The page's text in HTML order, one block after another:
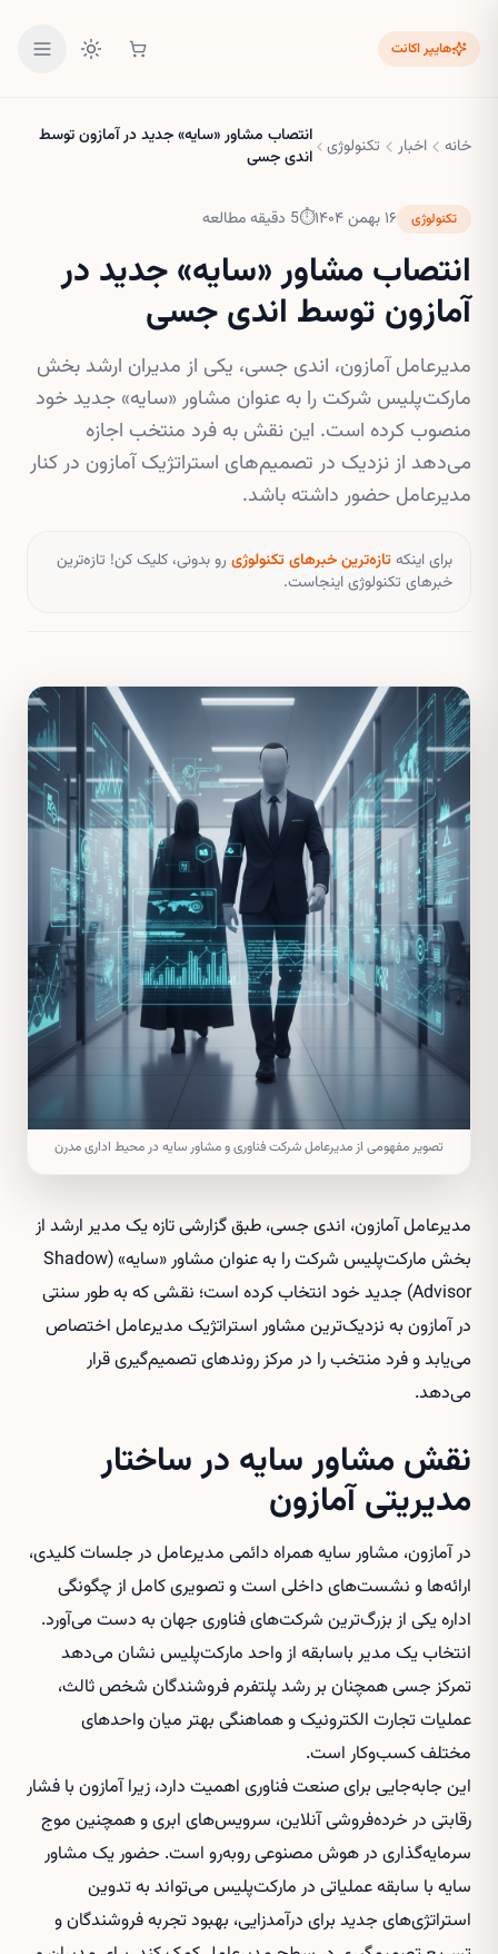
هایپر اکانت
خانه اخبار تکنولوژی
انتصاب مشاور «سایه» جدید در آمازون توسط
اندی جسی
تکنولوژی ۱۶ بهمن ۱۴۰۴ ⏱
5 دقیقه مطالعه
انتصاب مشاور «سایه» جدید در
آمازون توسط اندی جسی
مدیرعامل آمازون، اندی جسی، یکی از مدیران ارشد بخش
مارکت‌پلیس شرکت را به عنوان مشاور «سایه» جدید خود
منصوب کرده است. این نقش به فرد منتخب اجازه
می‌دهد از نزدیک در تصمیم‌های استراتژیک آمازون در کنار
مدیرعامل حضور داشته باشد.
برای اینکهتازه‌ترین خبرهای تکنولوژی رو بدونی، کلیک کن! تازه‌ترین
خبرهای تکنولوژی اینجاست.
تصویر مفهومی از مدیرعامل شرکت فناوری و مشاور سایه در محیط اداری مدرن
مدیرعامل آمازون، اندی جسی، طبق گزارشی تازه یک مدیر ارشد از
بخش مارکت‌پلیس شرکت را به عنوان مشاور «سایه» (Shadow
Advisor) جدید خود انتخاب کرده است؛ نقشی که به طور سنتی
در آمازون به نزدیک‌ترین مشاور استراتژیک مدیرعامل اختصاص
می‌یابد و فرد منتخب را در مرکز روندهای تصمیم‌گیری قرار
می‌دهد.
نقش مشاور سایه در ساختار
مدیریتی آمازون
در آمازون، مشاور سایه همراه دائمی مدیرعامل در جلسات کلیدی،
ارائه‌ها و نشست‌های داخلی است و تصویری کامل از چگونگی
اداره یکی از بزرگ‌ترین شرکت‌های فناوری جهان به دست می‌آورد.
انتخاب یک مدیر باسابقه از واحد مارکت‌پلیس نشان می‌دهد
تمرکز جسی همچنان بر رشد پلتفرم فروشندگان شخص ثالث،
عملیات تجارت الکترونیک و هماهنگی بهتر میان واحدهای
مختلف کسب‌وکار است.
این جابه‌جایی برای صنعت فناوری اهمیت دارد، زیرا آمازون با فشار
رقابتی در خرده‌فروشی آنلاین، سرویس‌های ابری و همچنین موج
سرمایه‌گذاری در هوش مصنوعی روبه‌رو است. حضور یک مشاور
سایه با سابقه عملیاتی در مارکت‌پلیس می‌تواند به تدوین
استراتژی‌های جدید برای درآمدزایی، بهبود تجربه فروشندگان و